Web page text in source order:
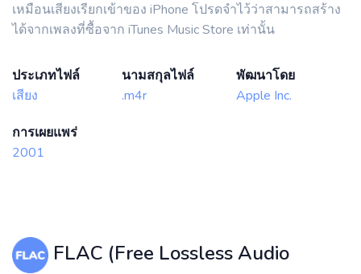
เหมือนเสียงเรียกเข้าของ iPhone โปรดจำไว้ว่าสามารถสร้าง
ได้จากเพลงที่ซื้อจาก iTunes Music Store เท่านั้น
ประเภทไฟล์
เสียง
นามสกุลไฟล์
.m4r
พัฒนาโดย
Apple Inc.
การเผยแพร่
2001
FLAC (Free Lossless Audio